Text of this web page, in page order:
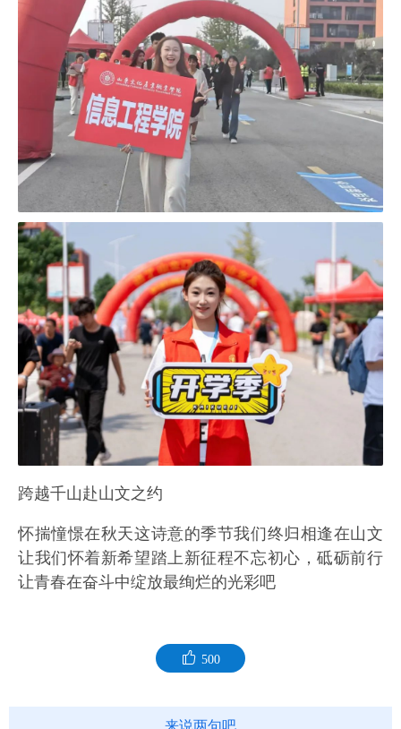
跨越千山赴山文之约
怀揣憧憬在秋天这诗意的季节我们终归相逢在山文
让我们怀着新希望踏上新征程不忘初心，砥砺前行
让青春在奋斗中绽放最绚烂的光彩吧
500
来说两句吧